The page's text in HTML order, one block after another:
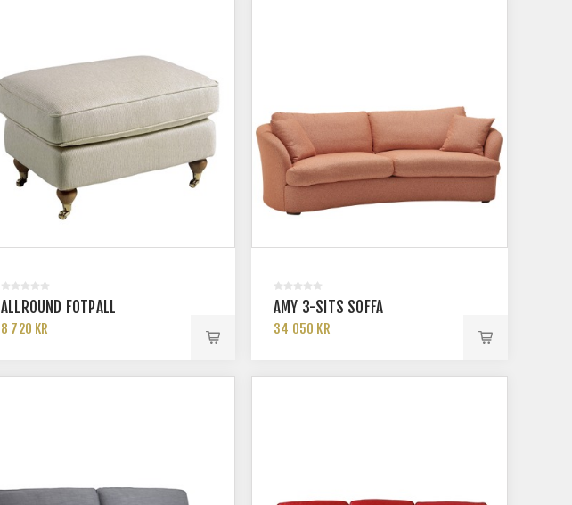
ALLROUND FOTPALL
8 720 KR
AMY 3-SITS SOFFA
34 050 KR